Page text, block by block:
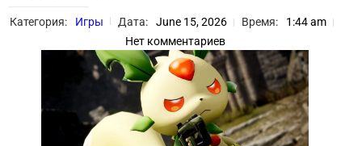
Категория: Игры Дата: June 15, 2026 Время:
1:44 am
Нет комментариев